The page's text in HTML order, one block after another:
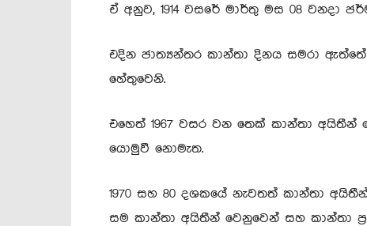
ඒ අනුව, 1914 වසරේ මාර්තු මස 08 වනදා
එදින ජාත්‍යන්තර කාන්තා දිනය සමරා
හේතුවෙනි.
එහෙත් 1967 වසර වන තෙක් කාන්තා
යොමුවී නොමැත.
1970 සහ 80 දශකයේ නැවතත් කාන්තා
සම කාන්තා අයිතීන් වෙනුවෙන් සහ කාන්තා